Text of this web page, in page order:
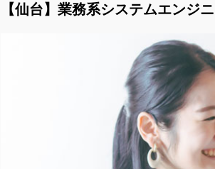
【仙台】業務系システムエンジ